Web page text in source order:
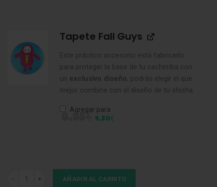
Tapete Fall Guys
Este práctico accesorio está fabricado
para proteger la base de tu cachimba con
un exclusivo diseño, podrás elegir el que
mejor combine con el diseño de tu shisha.
Agregar para
€ 4,50€
Boquilla Aluminio Silver cantidad
AÑADIR AL CARRITO